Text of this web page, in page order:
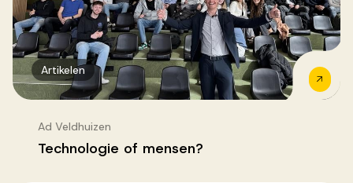
Artikelen
Ad Veldhuizen
Technologie of mensen?